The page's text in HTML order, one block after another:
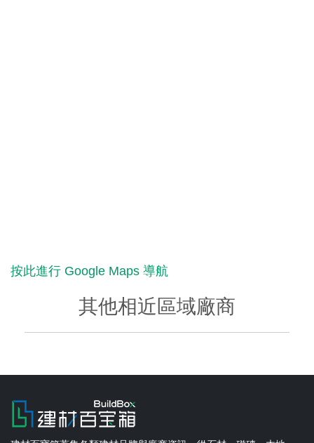
按此進行 Google Maps 導航
其他相近區域廠商